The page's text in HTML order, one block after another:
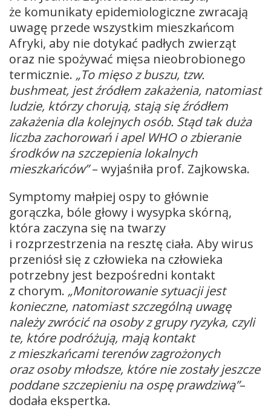
że komunikaty epidemiologiczne zwracają
uwagę przede wszystkim mieszkańcom
Afryki, aby nie dotykać padłych zwierząt
oraz nie spożywać mięsa nieobrobionego
termicznie. „To mięso z buszu, tzw.
bushmeat, jest źródłem zakażenia, natomiast
ludzie, którzy chorują, stają się źródłem
zakażenia dla kolejnych osób. Stąd tak duża
liczba zachorowań i apel WHO o zbieranie
środków na szczepienia lokalnych
mieszkańców”– wyjaśniła prof. Zajkowska.
Symptomy małpiej ospy to głównie
gorączka, bóle głowy i wysypka skórną,
która zaczyna się na twarzy
i rozprzestrzenia na resztę ciała. Aby wirus
przeniósł się z człowieka na człowieka
potrzebny jest bezpośredni kontakt
z chorym. „Monitorowanie sytuacji jest
konieczne, natomiast szczególną uwagę
należy zwrócić na osoby z grupy ryzyka, czyli
te, które podróżują, mają kontakt
z mieszkańcami terenów zagrożonych
oraz osoby młodsze, które nie zostały jeszcze
poddane szczepieniu na ospę prawdziwą”–
dodała ekspertka.